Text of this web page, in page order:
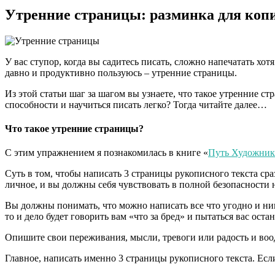
Утренние страницы: разминка для
У вас ступор, когда вы садитесь писать, сложно напечатать
давно и продуктивно пользуюсь – утренние страницы.
Из этой статьи шаг за шагом вы узнаете, что такое утренние
способности и научиться писать легко? Тогда читайте далее…
Что такое утренние страницы?
С этим упражнением я познакомилась в книге «Путь
Суть в том, чтобы написать 3 страницы рукописного текста
личное, и вы должны себя чувствовать в полной безопасности
Вы должны понимать, что можно написать все что угодно и
то и дело будет говорить вам «что за бред» и пытаться вас
Опишите свои переживания, мысли, тревоги или радость и
Главное, написать именно 3 страницы рукописного текста.